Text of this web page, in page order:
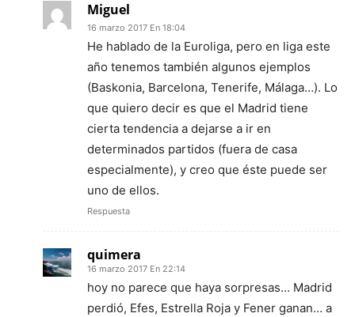
Miguel
16 marzo 2017 En 18:04
He hablado de la Euroliga, pero en liga este
año tenemos también algunos ejemplos
(Baskonia, Barcelona, Tenerife, Málaga…). Lo
que quiero decir es que el Madrid tiene
cierta tendencia a dejarse a ir en
determinados partidos (fuera de casa
especialmente), y creo que éste puede ser
uno de ellos.
Respuesta
quimera
16 marzo 2017 En 22:14
hoy no parece que haya sorpresas… Madrid
perdió, Efes, Estrella Roja y Fener ganan… a